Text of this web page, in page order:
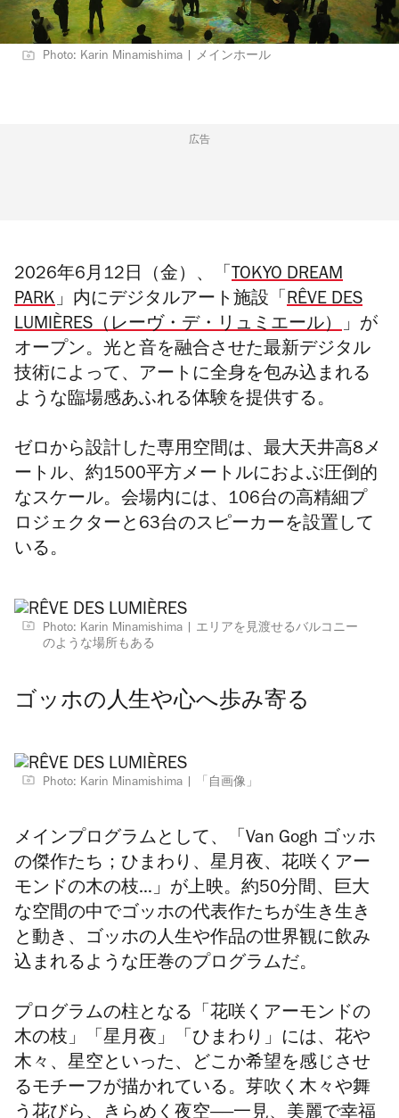
Photo: Karin Minamishima | メインホール
広告
2026年6月12日（金）、「 TOKYO DREAM
PARK」内にデジタルアート施設「 RÊVE DES
LUMIÈRES（レーヴ・デ・リュミエール）」が
オープン。光と音を融合させた最新デジタル
技術によって、アートに全身を包み込まれる
ような臨場感あふれる体験を提供する。
ゼロから設計した専用空間は、最大天井高8メ
ートル、約1500平方メートルにおよぶ圧倒的
なスケール。会場内には、106台の高精細プ
ロジェクターと63台のスピーカーを設置して
いる。
Photo: Karin Minamishima
エリアを見渡せるバルコニー
のような場所もある
ゴッホの人生や心へ歩み寄る
Photo: Karin Minamishima 「自画像」
メインプログラムとして、「 Van Gogh ゴッホ
の傑作たち；ひまわり、星月夜、花咲くアー
モンドの木の枝…」が上映。 約50分間、巨大
な空間の中でゴッホの代表作たちが生き生き
と動き、ゴッホの人生や作品の世界観に飲み
込まれるような圧巻のプログラムだ。
プログラムの柱となる「花咲くアーモンドの
木の枝」「星月夜」「ひまわり」には、花や
木々、星空といった、どこか希望を感じさせ
るモチーフが描かれている。芽吹く木々や舞
う花びら、きらめく夜空――一見、美麗で幸福